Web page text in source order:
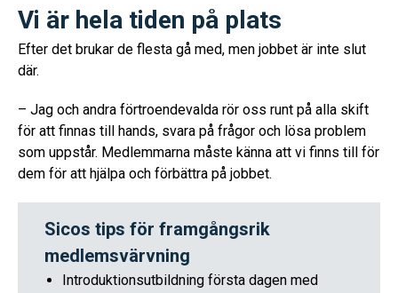
Vi är hela tiden på plats
Efter det brukar de flesta gå med, men jobbet är inte slut
där.
– Jag och andra förtroendevalda rör oss runt på alla skift
för att finnas till hands, svara på frågor och lösa problem
som uppstår. Medlemmarna måste känna att vi finns till för
dem för att hjälpa och förbättra på jobbet.
Sicos tips för framgångsrik
medlemsvärvning
Introduktionsutbildning första dagen med